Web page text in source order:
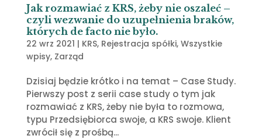
Jak rozmawiać z KRS, żeby nie oszaleć –
czyli wezwanie do uzupełnienia braków,
których de facto nie było.
22 wrz 2021 | KRS, Rejestracja spółki, Wszystkie
wpisy, Zarząd
Dzisiaj będzie krótko i na temat – Case Study.
Pierwszy post z serii case study o tym jak
rozmawiać z KRS, żeby nie była to rozmowa,
typu Przedsiębiorca swoje, a KRS swoje. Klient
zwrócił się z prośbą...